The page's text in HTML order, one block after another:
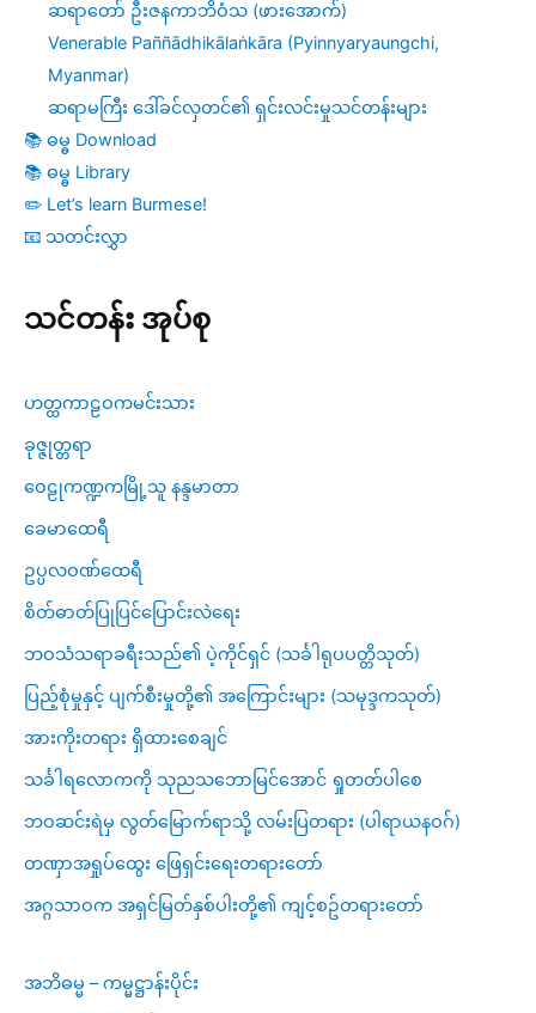
ဆရာတော် ဦးဇနကာဘိဝံသ (ဖားအောက်)
Venerable Paññādhikālaṅkāra (Pyinnyaryaungchi,
Myanmar)
ဆရာမကြီး ဒေါ်ခင်လှတင်၏ ရှင်းလင်းမှုသင်တန်းများ
📚 ဓမ္ဓ Download
📚 ဓမ္ဓ Library
✏️ Let’s learn Burmese!
📧 သတင်းလွှာ
သင်တန်း အုပ်စု
ဟတ္ထကာဠဝကမင်းသား
ခုဇ္ဇုတ္တရာ
ဝေဠုကဏ္ဍကမြို့သူ နန္ဒမာတာ
ခေမာထေရီ
ဥပ္ပလဝဏ်ထေရီ
စိတ်ဓာတ်ပြုပြင်ပြောင်းလဲရေး
ဘဝသံသရာခရီးသည်၏ ပဲ့ကိုင်ရှင် (သင်္ခါရုပပတ္တိသုတ်)
ပြည့်စုံမှုနှင့် ပျက်စီးမှုတို့၏ အကြောင်းများ (သမုဒ္ဒကသုတ်)
အားကိုးတရား ရှိထားစေချင်
သင်္ခါရလောကကို သုညသဘောမြင်အောင် ရှုတတ်ပါစေ
ဘဝဆင်းရဲမှ လွတ်မြောက်ရာသို့ လမ်းပြတရား (ပါရာယနဝဂ်)
တဏှာအရှုပ်ထွေး ဖြေရှင်းရေးတရားတော်
အဂ္ဂသာဝက အရှင်မြတ်နှစ်ပါးတို့၏ ကျင့်စဥ်တရားတော်
အဘိဓမ္မ – ကမ္မဋ္ဌာန်းပိုင်း